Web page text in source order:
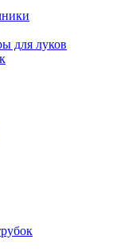
для луков